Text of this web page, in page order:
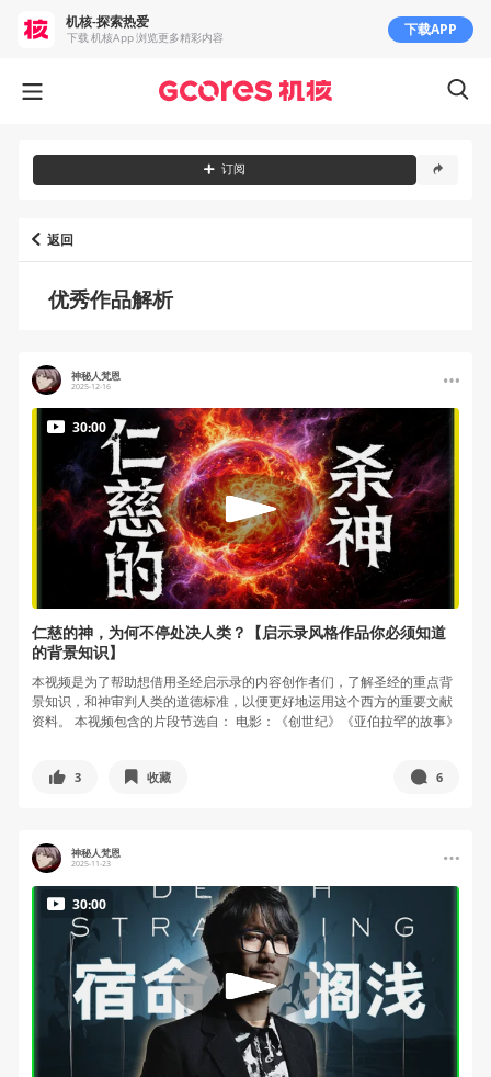
返回
优秀作品解析
神秘人梵恩
2025-12-16
30:00
仁慈的神，为何不停处决人类？【启示录风格作品你必须知道
的背景知识】
本视频是为了帮助想借用圣经启示录的内容创作者们，了解圣经的重点背
景知识，和神审判人类的道德标准，以便更好地运用这个西方的重要文献
资料。 本视频包含的片段节选自： 电影：《创世纪》《亚伯拉罕的故事》
3 收藏 6
神秘人梵恩
2025-11-23
30:00
订阅
机核-探索热爱
下载 机核App 浏览更多精彩内容 下载APP